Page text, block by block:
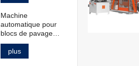
Machine
automatique pour
blocs de pavage
creux et pleins et
bordures de trottoir
plus